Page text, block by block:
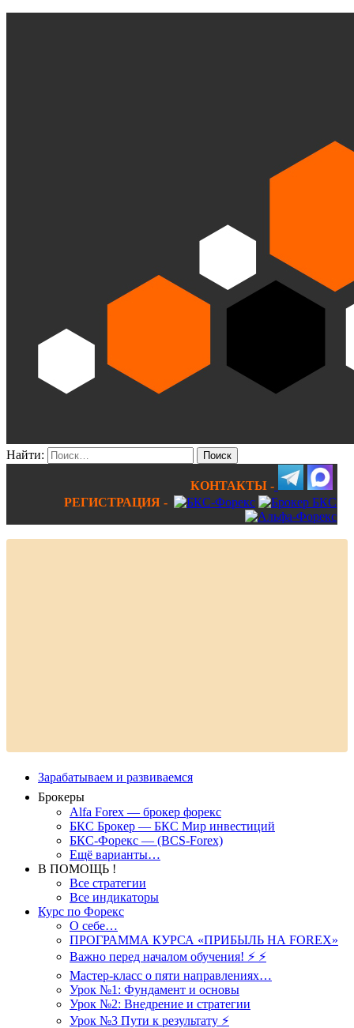
Найти:
КОНТАКТЫ -
РЕГИСТРАЦИЯ -
Зарабатываем и развиваемся
Брокеры
Alfa Forex — брокер форекс
БКС Брокер — БКС Мир инвестиций
БКС-Форекс — (BCS-Forex)
Ещё варианты…
В ПОМОЩЬ !
Все стратегии
Все индикаторы
Курс по Форекс
О себе…
ПРОГРАММА КУРСА «ПРИБЫЛЬ НА FOREX»
Важно перед началом обучения! ⚡ ⚡
Мастер-класс о пяти направлениях…
Урок №1: Фундамент и основы
Урок №2: Внедрение и стратегии
Урок №3 Пути к результату ⚡️